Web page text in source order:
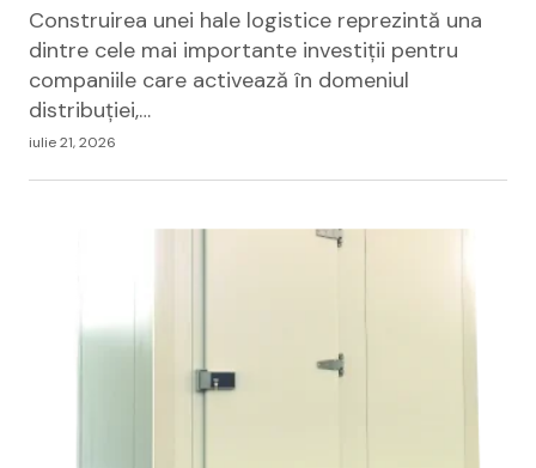
Construirea unei hale logistice reprezintă una
dintre cele mai importante investiții pentru
companiile care activează în domeniul
distribuției,…
iulie 21, 2026